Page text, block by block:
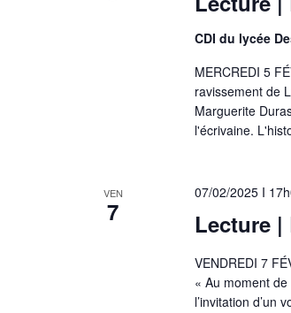
CDI du lycée
MERCREDI 5
ravissement de
Marguerite
l'écrivaine.
VEN
7 Lecture |
07/02/2025 I
VENDREDI 7
« Au moment
l’invitation d’un